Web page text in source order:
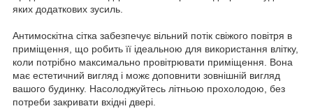
яких додаткових зусиль.
Антимоскітна сітка забезпечує вільний потік свіжого повітря в
приміщення, що робить її ідеальною для використання влітку,
коли потрібно максимально провітрювати приміщення. Вона
має естетичний вигляд і можє доповнити зовнішній вигляд
вашого будинку. Насолоджуйтесь літньою прохолодою, без
потреби закривати вхідні двері.